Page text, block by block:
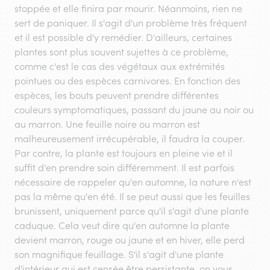
stoppée et elle finira par mourir. Néanmoins, rien ne
sert de paniquer. Il s'agit d'un problème très fréquent
et il est possible d'y remédier. D'ailleurs, certaines
plantes sont plus souvent sujettes à ce problème,
comme c'est le cas des végétaux aux extrémités
pointues ou des espèces carnivores. En fonction des
espèces, les bouts peuvent prendre différentes
couleurs symptomatiques, passant du jaune au noir ou
au marron. Une feuille noire ou marron est
malheureusement irrécupérable, il faudra la couper.
Par contre, la plante est toujours en pleine vie et il
suffit d'en prendre soin différemment. Il est parfois
nécessaire de rappeler qu'en automne, la nature n'est
pas la même qu'en été. Il se peut aussi que les feuilles
brunissent, uniquement parce qu'il s'agit d'une plante
caduque. Cela veut dire qu'en automne la plante
devient marron, rouge ou jaune et en hiver, elle perd
son magnifique feuillage. S'il s'agit d'une plante